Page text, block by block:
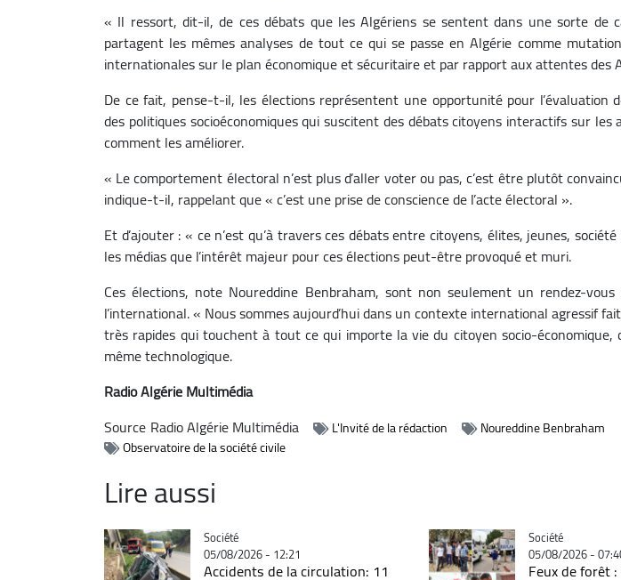
« Il ressort, dit-il, de ces débats que les Algériens se sentent dans une sorte de
partagent les mêmes analyses de tout ce qui se passe en Algérie comme
internationales sur le plan économique et sécuritaire et par rapport aux attentes des
De ce fait, pense-t-il, les élections représentent une opportunité pour l’évaluation
des politiques socioéconomiques qui suscitent des débats citoyens interactifs sur
comment les améliorer.
« Le comportement électoral n’est plus d’aller voter ou pas, c’est être plutôt
indique-t-il, rappelant que « c’est une prise de conscience de l’acte électoral ».
Et d’ajouter : « ce n’est qu’à travers ces débats entre citoyens, élites, jeunes,
les médias que l’intérêt majeur pour ces élections peut-être provoqué et muri.
Ces élections, note Noureddine Benbraham, sont non seulement un rendez-
l’international. « Nous sommes aujourd’hui dans un contexte international agressif
très rapides qui touchent à tout ce qui importe la vie du citoyen socio-
même technologique.
Radio Algérie Multimédia
Source Radio Algérie Multimédia L'Invité de la rédaction
Noureddine Benbraham
Observatoire de la société civile
Lire aussi
Catégorie
Société
05/08/2026 - 12:21
Accidents de la circulation: 11
Catégorie
Société
05/08/2026 -
Feux de forêt